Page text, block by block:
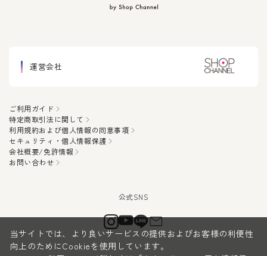
運営会社
ご利用ガイド
特定商取引法に関して
利用規約および個人情報の同意事項
セキュリティ・個人情報保護
会社概要/免許情報
お問い合わせ
当サイトでは、より良いサービスの提供およびお客様の利便性
向上のためにCookieを使用しています。